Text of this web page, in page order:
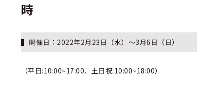
時
開催日：2022年2月23日（水）～3月6日（日）
（平日:10:00~17:00、土日祝:10:00~18:00）